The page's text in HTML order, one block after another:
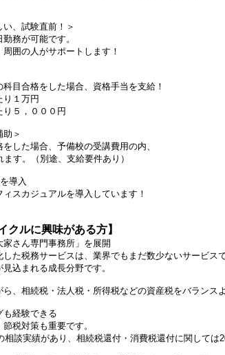
試験直前！＞
が可能です。
の人がサポートします！
合格をした場合、資格手当を支給！
１万円
，０００円
＞
た場合、予備校の受講費用の内、
。（別途、支給要件あり）
導入
カジュアルを導入しています！
クルに興味がある方】
家さん専門事務所」を展開
税務サービスは、業界でもまだ数少ないサービスで
まれる成長分野です。
相続税・法人税・所得税などの資産税をバランスよ
も経験できる
税対策も重要です。
実績があり、相続税還付・消費税還付に関しては